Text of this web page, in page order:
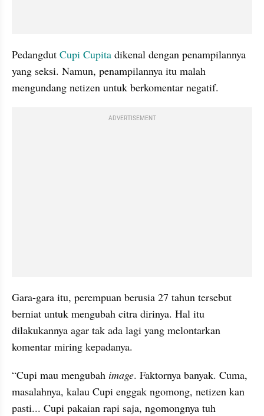
Pedangdut Cupi Cupita dikenal dengan penampilannya
yang seksi. Namun, penampilannya itu malah
mengundang netizen untuk berkomentar negatif.
ADVERTISEMENT
Gara-gara itu, perempuan berusia 27 tahun tersebut
berniat untuk mengubah citra dirinya. Hal itu
dilakukannya agar tak ada lagi yang melontarkan
komentar miring kepadanya.
“Cupi mau mengubah image. Faktornya banyak. Cuma,
masalahnya, kalau Cupi enggak ngomong, netizen kan
pasti... Cupi pakaian rapi saja, ngomongnya tuh